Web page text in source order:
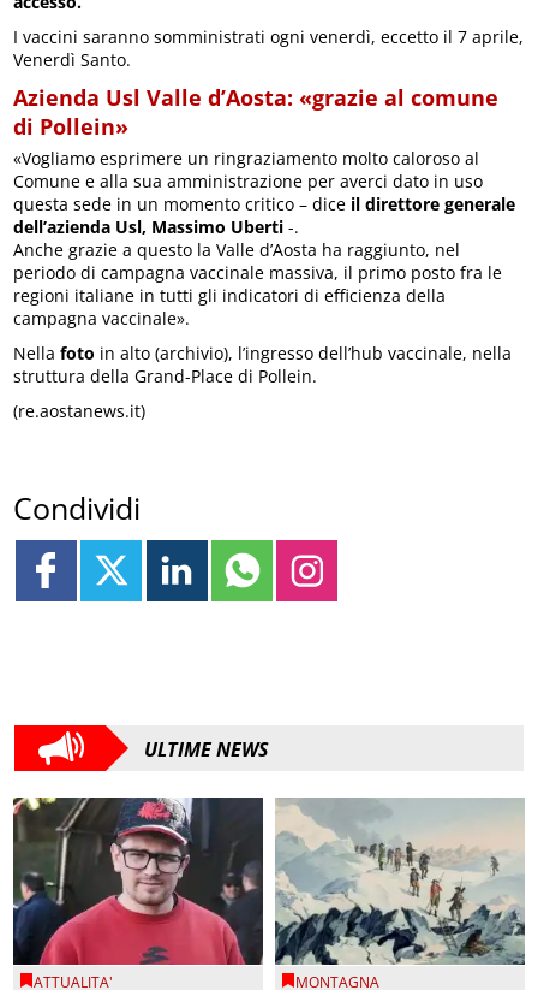
I vaccini saranno somministrati ogni venerdì, eccetto il 7 aprile,
Venerdì Santo.
Azienda Usl Valle d’Aosta: «grazie al comune
di Pollein»
«Vogliamo esprimere un ringraziamento molto caloroso al
Comune e alla sua amministrazione per averci dato in uso
questa sede in un momento critico – dice il direttore generale
dell’azienda Usl, Massimo Uberti -.
Anche grazie a questo la Valle d’Aosta ha raggiunto, nel
periodo di campagna vaccinale massiva, il primo posto fra le
regioni italiane in tutti gli indicatori di efficienza della
campagna vaccinale».
Nella foto in alto (archivio), l’ingresso dell’hub vaccinale, nella
struttura della Grand-Place di Pollein.
(re.aostanews.it)
Condividi
ULTIME NEWS
ATTUALITA' MONTAGNA